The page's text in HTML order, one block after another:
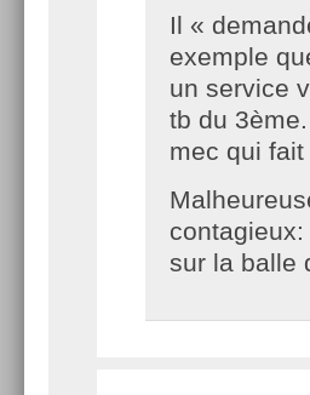
Il «
exemple
un service
tb du
mec qui fait
sur la balle